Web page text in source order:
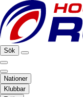
Sök
Nationer
Klubbar